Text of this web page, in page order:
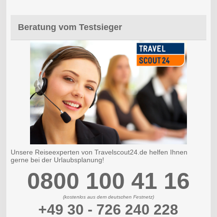
Beratung vom Testsieger
Unsere Reiseexperten von Travelscout24.de helfen Ihnen
gerne bei der Urlaubsplanung!
0800 100 41 16
(kostenlos aus dem deutschen Festnetz)
+49 30 - 726 240 228